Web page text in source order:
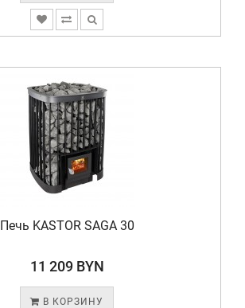
Печь KASTOR SAGA 30
11 209 BYN
В КОРЗИНУ